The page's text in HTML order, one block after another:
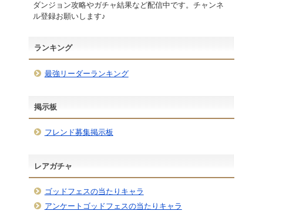
ダンジョン攻略やガチャ結果など配信中です。チャンネ
ル登録お願いします♪
ランキング
最強リーダーランキング
掲示板
フレンド募集掲示板
レアガチャ
ゴッドフェスの当たりキャラ
アンケートゴッドフェスの当たりキャラ